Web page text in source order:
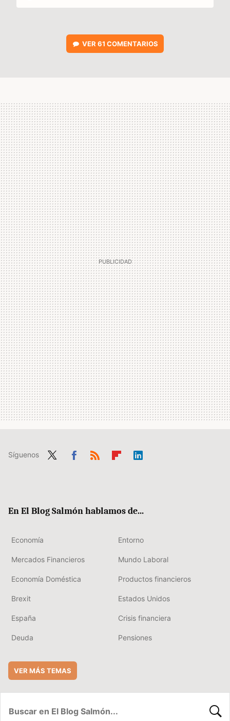
VER 61 COMENTARIOS
Síguenos
En El Blog Salmón hablamos de...
Economía Entorno
Mercados Financieros Mundo Laboral
Economía Doméstica Productos financieros
Brexit Estados Unidos
España Crisis financiera
Deuda Pensiones
VER MÁS TEMAS